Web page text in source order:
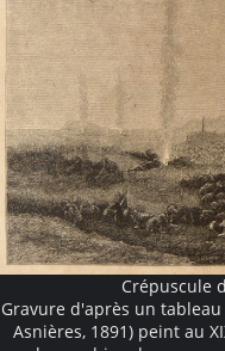
Crépuscule
Gravure d'après un
Asnières, 1891) peint au